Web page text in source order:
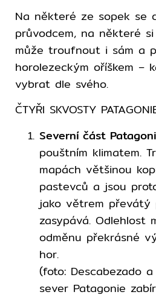
Na některé ze sopek se
průvodcem, na některé
může troufnout i sám a
horolezeckým oříškem –
vybrat dle svého.
ČTYŘI SKVOSTY
Severní část
pouštním klimatem.
mapách většinou
pastevců a jsou
jako větrem
zasypává. Odlehlost
odměnu překrásné
hor.
(foto: Descabezado
sever Patagonie